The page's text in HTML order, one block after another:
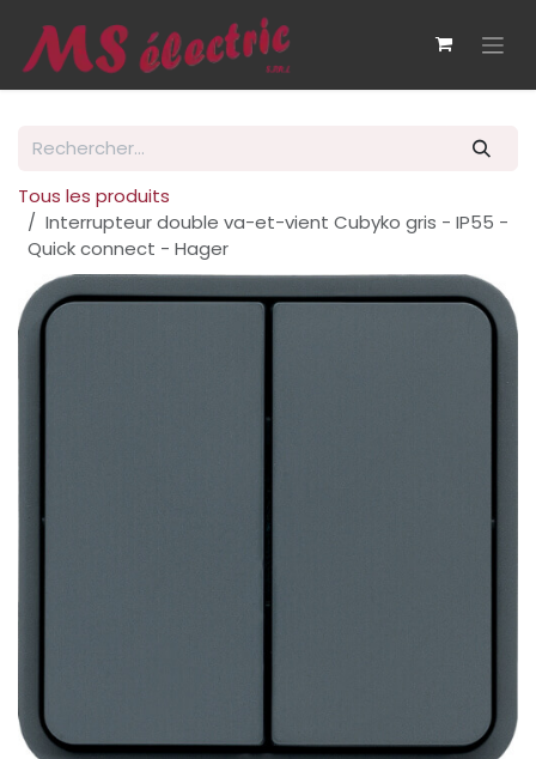
Tous les produits
Interrupteur double va-et-vient Cubyko gris - IP55 -
Quick connect - Hager